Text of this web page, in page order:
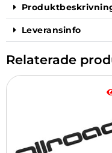
Leveransinfo
Relaterade